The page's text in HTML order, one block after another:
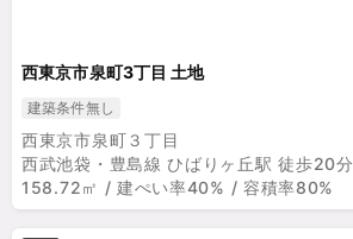
西東京市泉町3丁目 土地
建築条件無し
西東京市泉町３丁目
西武池袋・豊島線 ひばりヶ丘駅 徒歩20分
158.72㎡ / 建ぺい率40% / 容積率80%